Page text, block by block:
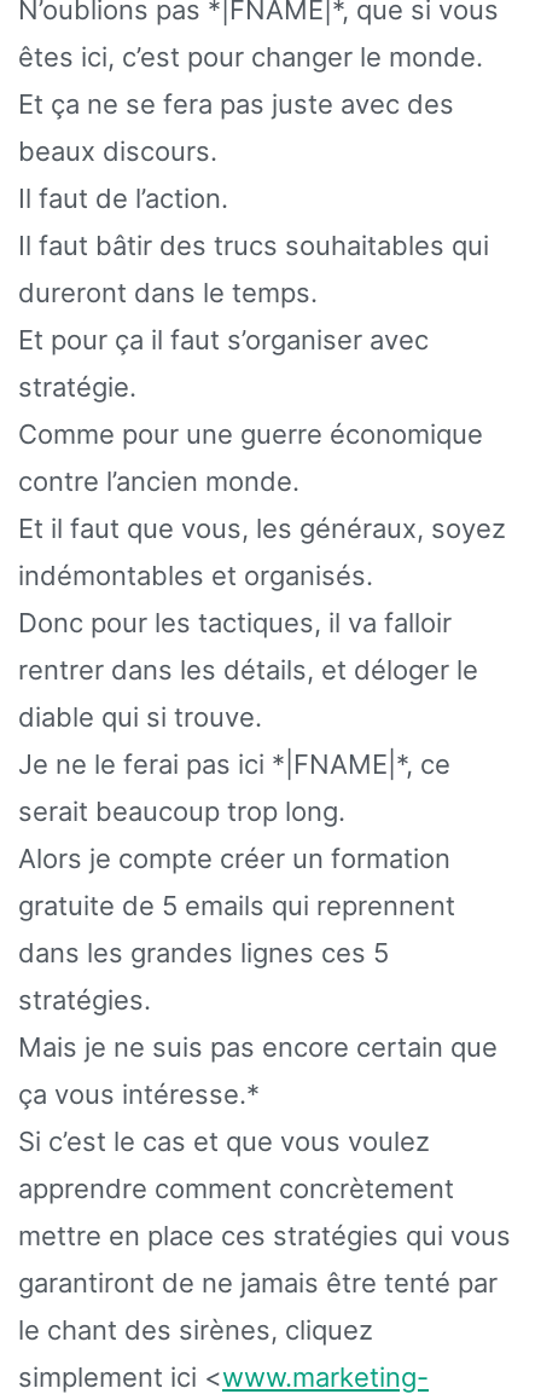
N’oublions pas *|FNAME|*, que si vous
êtes ici, c’est pour changer le monde.
Et ça ne se fera pas juste avec des
beaux discours.
Il faut de l’action.
Il faut bâtir des trucs souhaitables qui
dureront dans le temps.
Et pour ça il faut s’organiser avec
stratégie.
Comme pour une guerre économique
contre l’ancien monde.
Et il faut que vous, les généraux, soyez
indémontables et organisés.
Donc pour les tactiques, il va falloir
rentrer dans les détails, et déloger le
diable qui si trouve.
Je ne le ferai pas ici *|FNAME|*, ce
serait beaucoup trop long.
Alors je compte créer un formation
gratuite de 5 emails qui reprennent
dans les grandes lignes ces 5
stratégies.
Mais je ne suis pas encore certain que
ça vous intéresse.*
Si c’est le cas et que vous voulez
apprendre comment concrètement
mettre en place ces stratégies qui vous
garantiront de ne jamais être tenté par
le chant des sirènes, cliquez
simplement ici <www.marketing-